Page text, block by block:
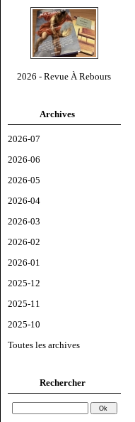
2026 - Revue À Rebours
Archives
2026-07
2026-06
2026-05
2026-04
2026-03
2026-02
2026-01
2025-12
2025-11
2025-10
Toutes les archives
Rechercher